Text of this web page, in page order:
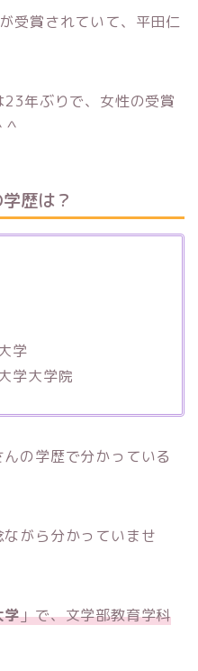
受賞されていて、平田仁
年ぶりで、女性の受賞
歴は？
学
学大学院
の学歴で分かっている
がら分かっていませ
学」で、文学部教育学科